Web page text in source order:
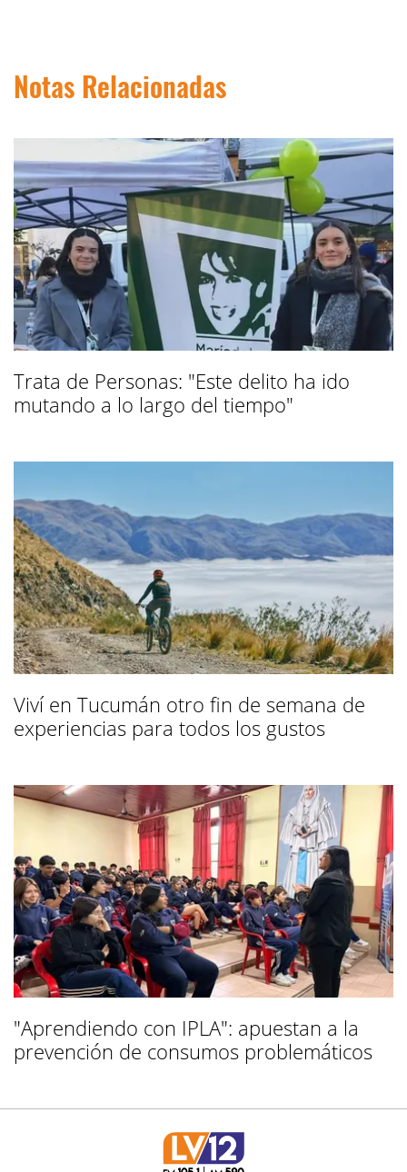
Notas Relacionadas
Trata de Personas: "Este delito ha ido
mutando a lo largo del tiempo"
Viví en Tucumán otro fin de semana de
experiencias para todos los gustos
"Aprendiendo con IPLA": apuestan a la
prevención de consumos problemáticos